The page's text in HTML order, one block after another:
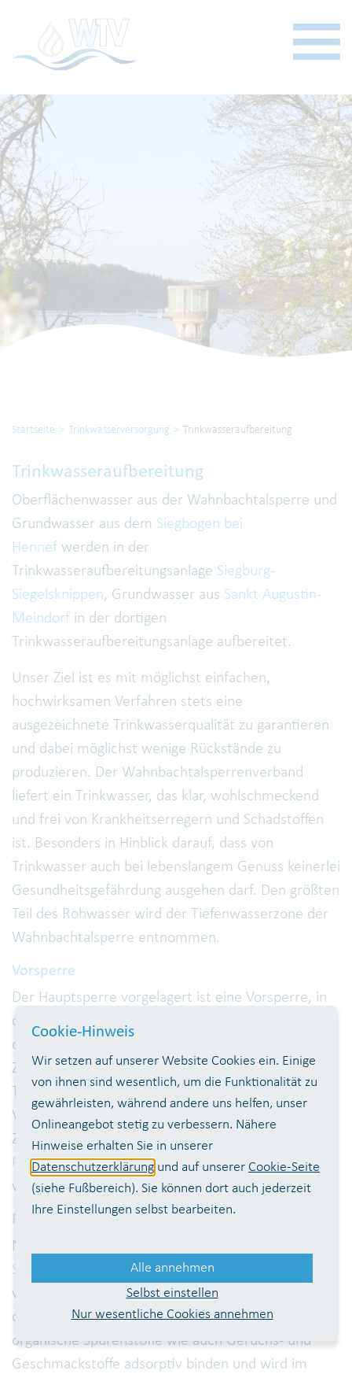
Startseite Trinkwasserversorgung Trinkwasseraufbereitung
Trinkwasseraufbereitung
Oberflächenwasser aus der Wahnbachtalsperre und
Grundwasser aus dem Siegbogen bei
Hennef werden in der
Trinkwasseraufbereitungsanlage Siegburg-
Siegelsknippen, Grundwasser aus Sankt Augustin-
Meindorf in der dortigen
Trinkwasseraufbereitungsanlage aufbereitet.
Unser Ziel ist es mit möglichst einfachen,
hochwirksamen Verfahren stets eine
ausgezeichnete Trinkwasserqualität zu garantieren
und dabei möglichst wenige Rückstände zu
produzieren. Der Wahnbachtalsperrenverband
liefert ein Trinkwasser, das klar, wohlschmeckend
und frei von Krankheitserregern und Schadstoffen
ist. Besonders in Hinblick darauf, dass von
Trinkwasser auch bei lebenslangem Genuss keinerlei
Gesundheitsgefährdung ausgehen darf. Den größten
Teil des Rohwasser wird der Tiefenwasserzone der
Wahnbachtalsperre entnommen.
Vorsperre
Der Hauptsperre vorgelagert ist eine Vorsperre, in
die der Hauptzufluss, der Wahnbach, mündet. An
dieser Stelle gelangen mehr als 80 Prozent der
Zuflüsse und der größte Teil der Nähr- und
Trübstoffe in den Stausee. Die Vorsperre mit einem
Volumen von 0,5 Millionen Kubikmetern dient der
Zwischenspeicherung, bevor das Rohwasser in der
Phosphoreliminierungsanlage(PEA) voraufbereitet
wird und dient zusätzlich dem Hochwasserschutz.
Pumpwerk Seligenthal
Nach Bedarf wird das Wasser am
Seligenthal
vorkonditioniert. Durch die Dosierung
von Kaliumpermanganat lässt sich gelöstes Mangan
oxidieren. Pulveraktivkohle kann - falls notwendig -
organische Spurenstoffe wie auch Geruchs- und
Geschmackstoffe adsorptiv binden und wird im
Cookie-Hinweis
Wir setzen auf unserer Website Cookies ein. Einige
von ihnen sind wesentlich, um die Funktionalität zu
gewährleisten, während andere uns helfen, unser
Onlineangebot stetig zu verbessern. Nähere
Hinweise erhalten Sie in unserer
Datenschutzerklärung und auf unserer Cookie-Seite
(siehe Fußbereich). Sie können dort auch jederzeit
Ihre Einstellungen selbst bearbeiten.
Alle annehmen
Selbst einstellen
Nur wesentliche Cookies annehmen